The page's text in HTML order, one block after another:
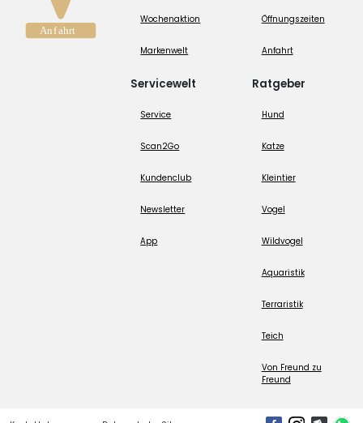
Wochenaktion
Markenwelt
Servicewelt
Service
Scan2Go
Kundenclub
Newsletter
App
Öffnungszeiten
Anfahrt
Ratgeber
Hund
Katze
Kleintier
Vogel
Wildvogel
Aquaristik
Terraristik
Teich
Von Freund zu
Freund